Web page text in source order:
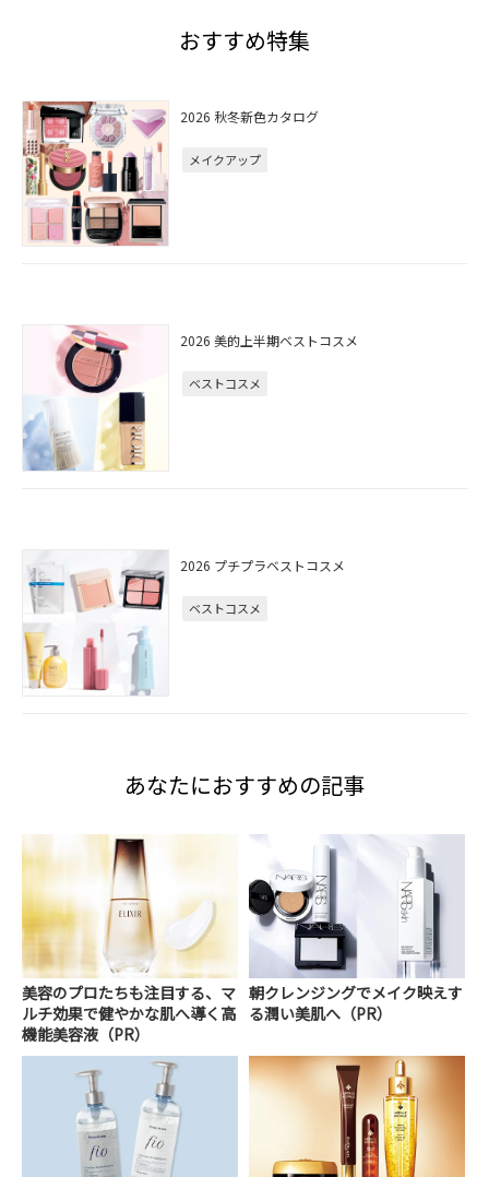
おすすめ特集
2026 秋冬新色カタログ
メイクアップ
2026 美的上半期ベストコスメ
ベストコスメ
2026 プチプラベストコスメ
ベストコスメ
あなたにおすすめの記事
美容のプロたちも注目する、マ
ルチ効果で健やかな肌へ導く高
機能美容液（PR）
朝クレンジングでメイク映えす
る潤い美肌へ（PR）